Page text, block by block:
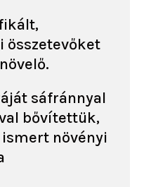
összetevőket
sáfránnyal
bővítettük,
növényi